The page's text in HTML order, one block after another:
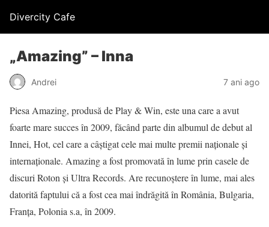
Divercity Cafe
„Amazing” – Inna
Andrei 7 ani ago
Piesa Amazing, produsă de Play & Win, este una care a avut
foarte mare succes în 2009, făcând parte din albumul de debut al
Innei, Hot, cel care a câștigat cele mai multe premii naționale și
internaționale. Amazing a fost promovată în lume prin casele de
discuri Roton și Ultra Records. Are recunoștere în lume, mai ales
datorită faptului că a fost cea mai îndrăgită în România, Bulgaria,
Franța, Polonia s.a, în 2009.